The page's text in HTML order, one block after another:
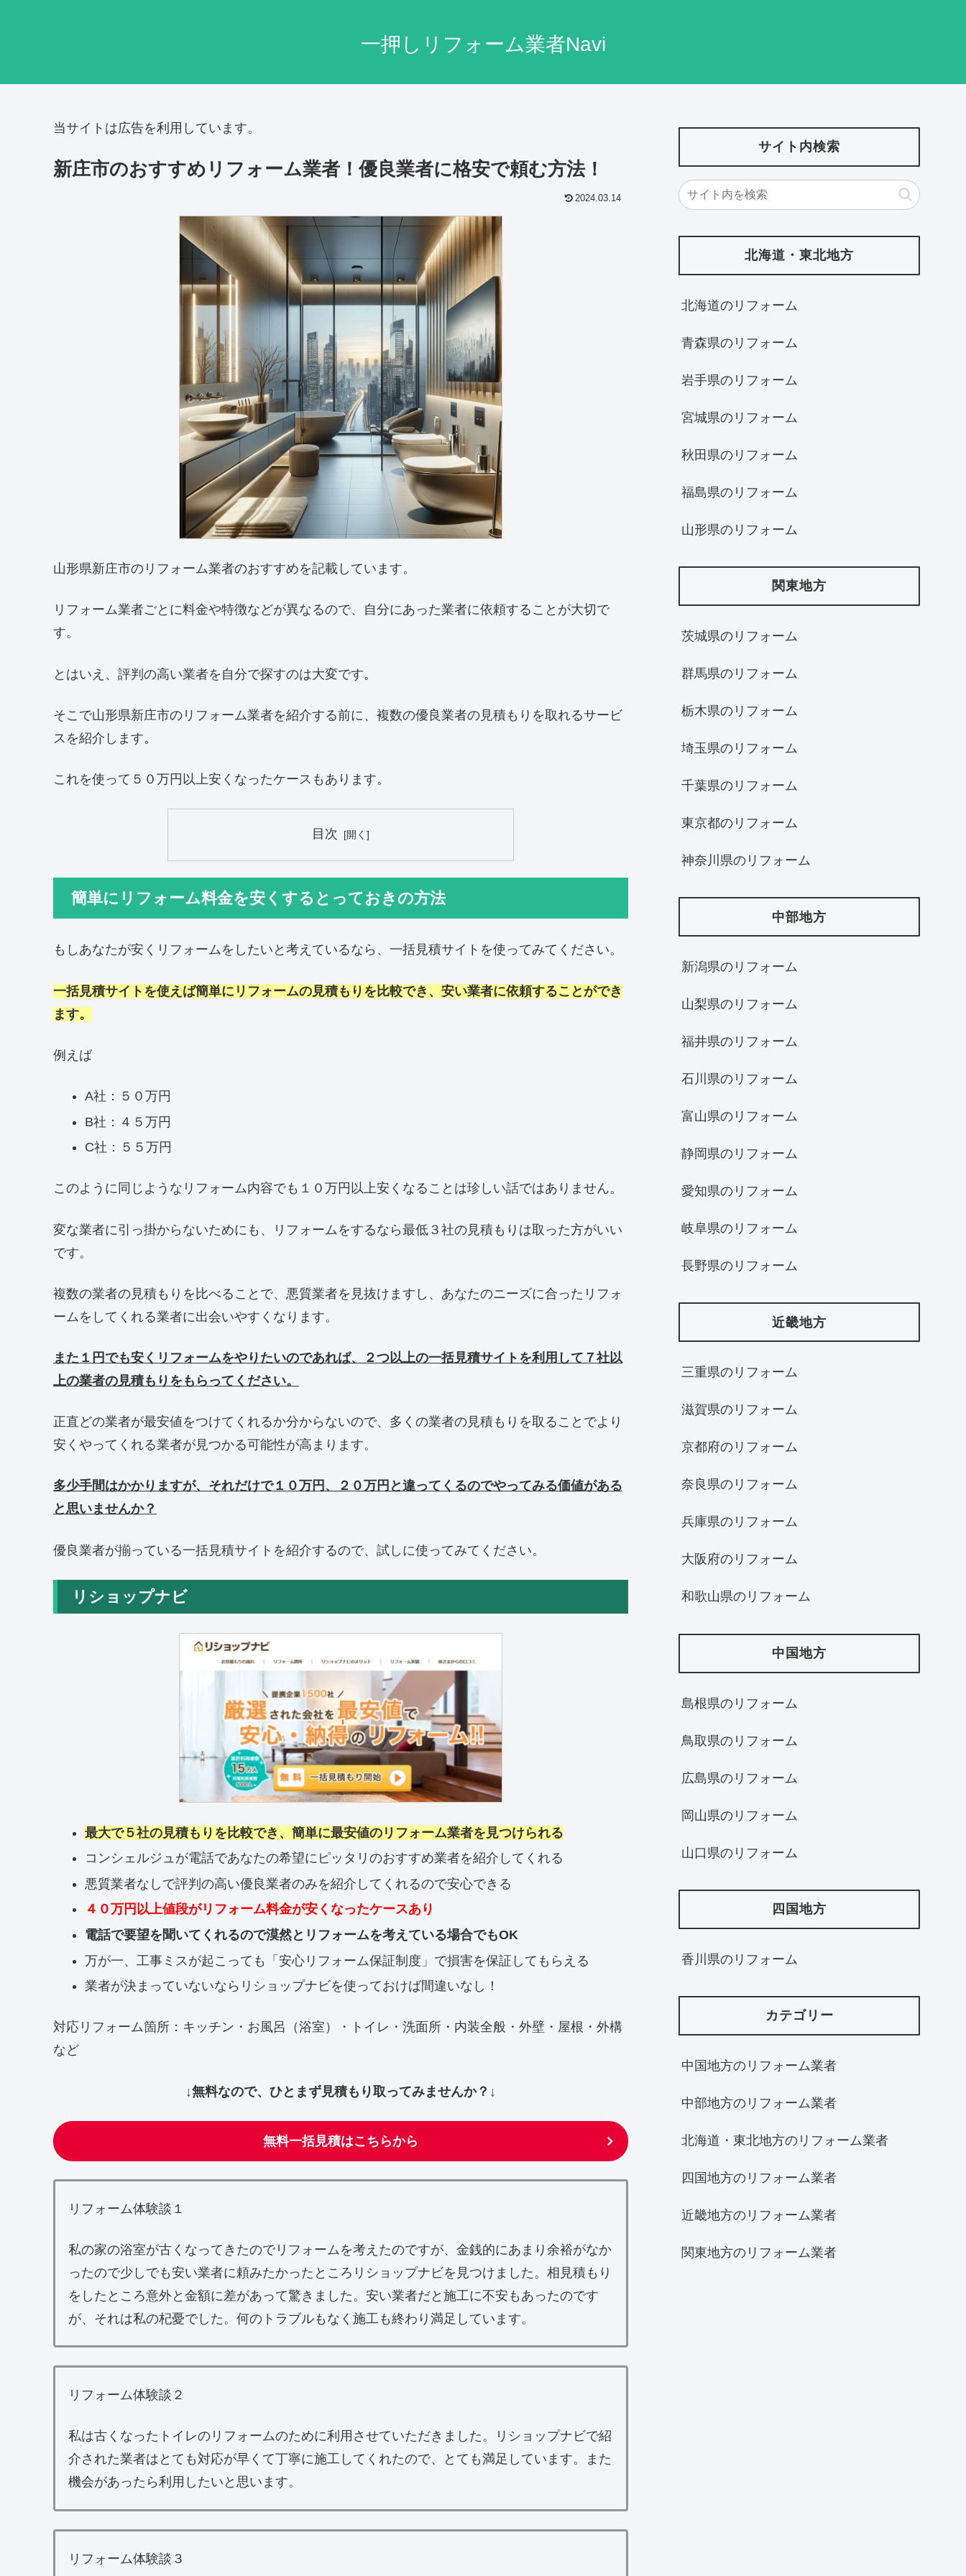
一押しリフォーム業者Navi
当サイトは広告を利用しています。
新庄市のおすすめリフォーム業者！優良業者に格安で頼む方法！
2024.03.14
山形県新庄市のリフォーム業者のおすすめを記載しています。
リフォーム業者ごとに料金や特徴などが異なるので、自分にあった業者に依頼することが大切で
す。
とはいえ、評判の高い業者を自分で探すのは大変です。
そこで山形県新庄市のリフォーム業者を紹介する前に、複数の優良業者の見積もりを取れるサービ
スを紹介します。
これを使って５０万円以上安くなったケースもあります。
目次
簡単にリフォーム料金を安くするとっておきの方法
もしあなたが安くリフォームをしたいと考えているなら、一括見積サイトを使ってみてください。
一括見積サイトを使えば簡単にリフォームの見積もりを比較でき、安い業者に依頼することができ
ます。
例えば
A社：５０万円
B社：４５万円
C社：５５万円
このように同じようなリフォーム内容でも１０万円以上安くなることは珍しい話ではありません。
変な業者に引っ掛からないためにも、リフォームをするなら最低３社の見積もりは取った方がいい
です。
複数の業者の見積もりを比べることで、悪質業者を見抜けますし、あなたのニーズに合ったリフォ
ームをしてくれる業者に出会いやすくなります。
また１円でも安くリフォームをやりたいのであれば、２つ以上の一括見積サイトを利用して７社以
上の業者の見積もりをもらってください。
正直どの業者が最安値をつけてくれるか分からないので、多くの業者の見積もりを取ることでより
安くやってくれる業者が見つかる可能性が高まります。
多少手間はかかりますが、それだけで１０万円、２０万円と違ってくるのでやってみる価値がある
と思いませんか？
優良業者が揃っている一括見積サイトを紹介するので、試しに使ってみてください。
リショップナビ
最大で５社の見積もりを比較でき、簡単に最安値のリフォーム業者を見つけられる
コンシェルジュが電話であなたの希望にピッタリのおすすめ業者を紹介してくれる
悪質業者なしで評判の高い優良業者のみを紹介してくれるので安心できる
４０万円以上値段がリフォーム料金が安くなったケースあり
電話で要望を聞いてくれるので漠然とリフォームを考えている場合でもOK
万が一、工事ミスが起こっても「安心リフォーム保証制度」で損害を保証してもらえる
業者が決まっていないならリショップナビを使っておけば間違いなし！
対応リフォーム箇所：キッチン・お風呂（浴室）・トイレ・洗面所・内装全般・外壁・屋根・外構
など
↓無料なので、ひとまず見積もり取ってみませんか？↓
無料一括見積はこちらから
リフォーム体験談１
私の家の浴室が古くなってきたのでリフォームを考えたのですが、金銭的にあまり余裕がなか
ったので少しでも安い業者に頼みたかったところリショップナビを見つけました。相見積もり
をしたところ意外と金額に差があって驚きました。安い業者だと施工に不安もあったのです
が、それは私の杞憂でした。何のトラブルもなく施工も終わり満足しています。
リフォーム体験談２
私は古くなったトイレのリフォームのために利用させていただきました。リショップナビで紹
介された業者はとても対応が早くて丁寧に施工してくれたので、とても満足しています。また
機会があったら利用したいと思います。
リフォーム体験談３
サイト内検索
北海道・東北地方
北海道‎のリフォーム
青森県のリフォーム
岩手県のリフォーム
宮城県のリフォーム
秋田県のリフォーム
福島県のリフォーム
山形県のリフォーム
関東地方
茨城県のリフォーム
群馬県のリフォーム
栃木県のリフォーム
埼玉県のリフォーム
千葉県のリフォーム
東京都のリフォーム
神奈川県のリフォーム
中部地方
新潟県のリフォーム
山梨県のリフォーム
福井県のリフォーム
石川県のリフォーム
富山県のリフォーム
静岡県のリフォーム
愛知県のリフォーム
岐阜県のリフォーム
長野県のリフォーム
近畿地方
三重県のリフォーム
滋賀県のリフォーム
京都府のリフォーム
奈良県のリフォーム
兵庫県のリフォーム
大阪府のリフォーム
和歌山県のリフォーム
中国地方
島根県のリフォーム
鳥取県のリフォーム
広島県のリフォーム
岡山県のリフォーム
山口県のリフォーム
四国地方
香川県のリフォーム
カテゴリー
中国地方のリフォーム業者
中部地方のリフォーム業者
北海道・東北地方のリフォーム業者
四国地方のリフォーム業者
近畿地方のリフォーム業者
関東地方のリフォーム業者